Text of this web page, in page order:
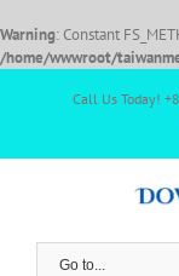
Warning: Constant
/home/wwwroot/
Call Us Today!
Go to...